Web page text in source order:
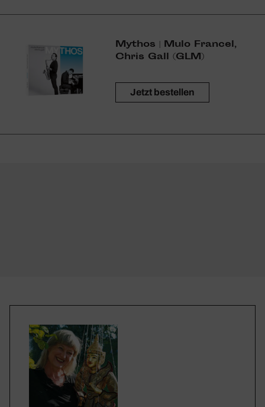
Mythos | Mulo Francel,
Chris Gall (GLM)
Jetzt bestellen